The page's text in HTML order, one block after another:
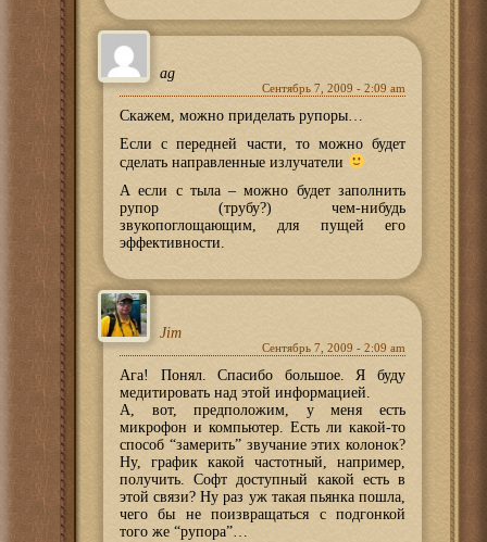
ag
Сентябрь 7, 2009 - 2:09 am
Скажем, можно приделать рупоры…
Если с передней части, то можно будет
сделать направленные излучатели
А если с тыла – можно будет заполнить
рупор (трубу?) чем-нибудь
звукопоглощающим, для пущей его
эффективности.
Jim
Сентябрь 7, 2009 - 2:09 am
Ага! Понял. Спасибо большое. Я буду
медитировать над этой информацией.
А, вот, предположим, у меня есть
микрофон и компьютер. Есть ли какой-то
способ “замерить” звучание этих колонок?
Ну, график какой частотный, например,
получить. Софт доступный какой есть в
этой связи? Ну раз уж такая пьянка пошла,
чего бы не поизвращаться с подгонкой
того же “рупора”…